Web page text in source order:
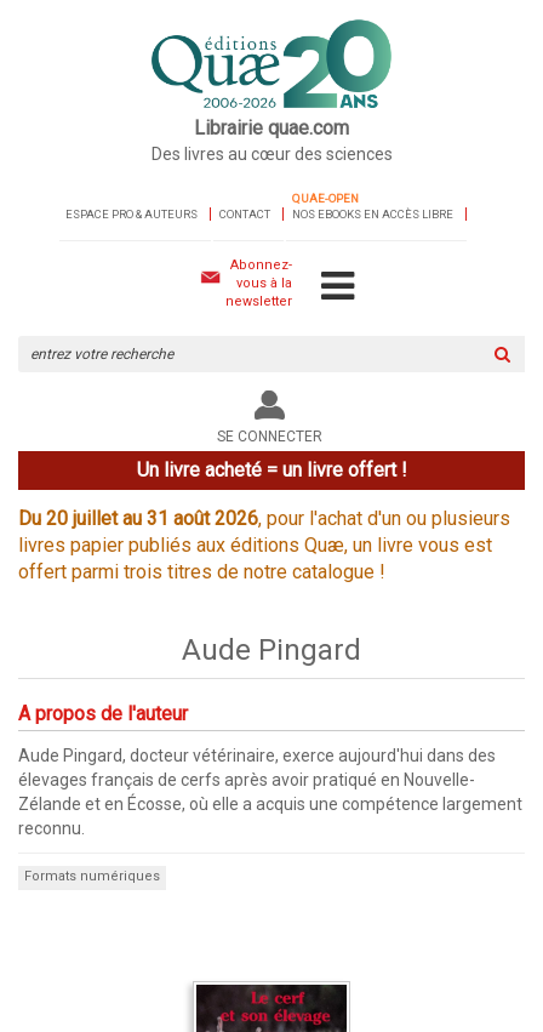
Librairie quae.com
Des livres au cœur des sciences
ESPACE PRO & AUTEURS CONTACT
QUAE-OPEN
NOS EBOOKS EN ACCÈS LIBRE
Abonnez-
vous à la
newsletter
le
site
SE CONNECTER
Un livre acheté = un livre offert !
Du 20 juillet au 31 août 2026, pour l'achat d'un ou plusieurs
livres papier publiés aux éditions Quæ, un livre vous est
offert parmi trois titres de notre catalogue !
Aude Pingard
A propos de l'auteur
Aude Pingard, docteur vétérinaire, exerce aujourd'hui dans des
élevages français de cerfs après avoir pratiqué en Nouvelle-
Zélande et en Écosse, où elle a acquis une compétence largement
reconnu.
Formats numériques